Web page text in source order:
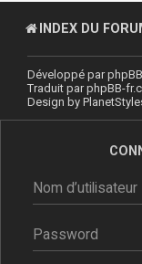
INDEX DU
Développé parphpBB
Traduit parphpBB-
Design by